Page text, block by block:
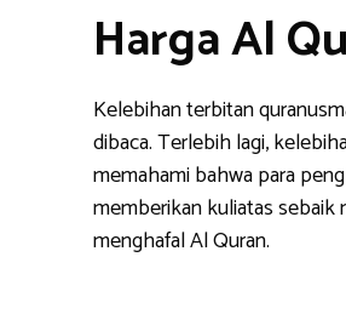
Harga Al
Kelebihan terbitan
dibaca. Terlebih lagi,
memahami bahwa para
memberikan kuliatas sebaik
menghafal Al Quran.